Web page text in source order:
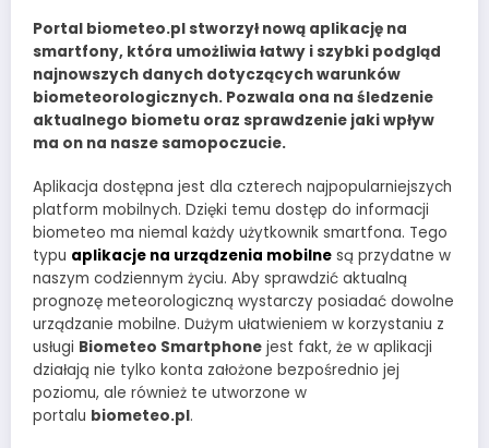
Portal biometeo.pl stworzył nową aplikację na
smartfony, która umożliwia łatwy i szybki podgląd
najnowszych danych dotyczących warunków
biometeorologicznych. Pozwala ona na śledzenie
aktualnego biometu oraz sprawdzenie jaki wpływ
ma on na nasze samopoczucie.
Aplikacja dostępna jest dla czterech najpopularniejszych
platform mobilnych. Dzięki temu dostęp do informacji
biometeo ma niemal każdy użytkownik smartfona. Tego
typu aplikacje na urządzenia mobilne są przydatne w
naszym codziennym życiu. Aby sprawdzić aktualną
prognozę meteorologiczną wystarczy posiadać dowolne
urządzanie mobilne. Dużym ułatwieniem w korzystaniu z
usługi Biometeo Smartphone jest fakt, że w aplikacji
działają nie tylko konta założone bezpośrednio jej
poziomu, ale również te utworzone w
portalu biometeo.pl.